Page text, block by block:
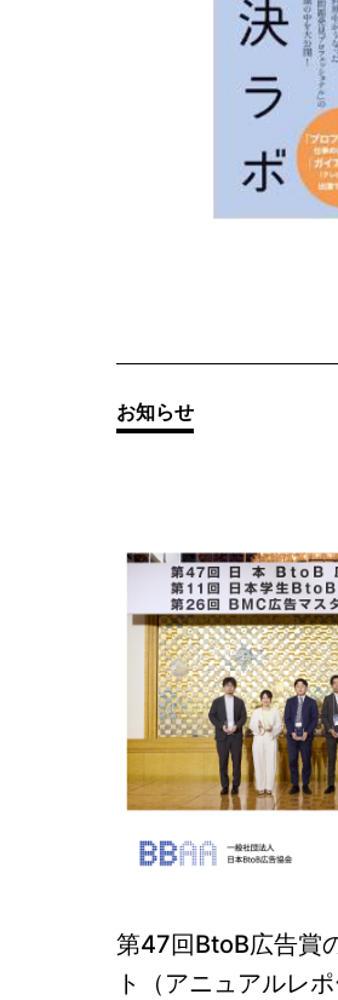
その他の
お知らせ
第47回BtoB広告賞
ト（アニュアルレ